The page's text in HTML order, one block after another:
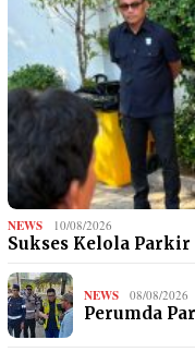
NEWS 10/08/2026
Sukses Kelola Parkir
NEWS 08/08/2026
Perumda